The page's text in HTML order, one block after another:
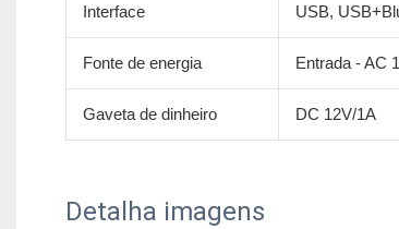
Interface USB,
Fonte de energia Entrada - AC
Gaveta de dinheiro DC 12V/1A
Detalha imagens